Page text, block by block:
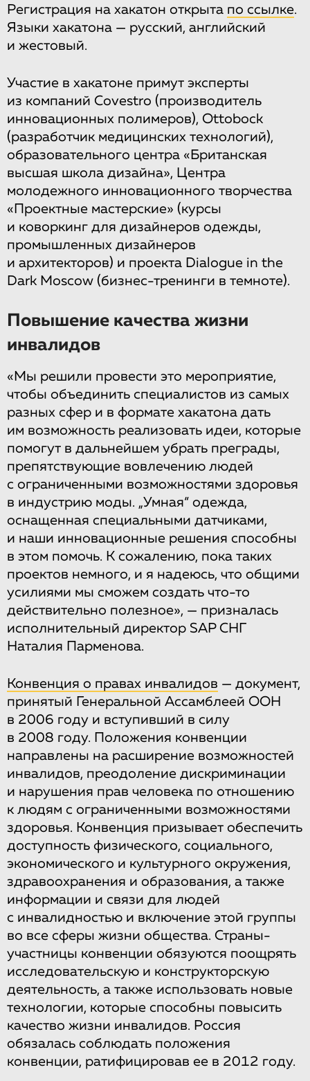
Регистрация на хакатон открыта по ссылке.
Языки хакатона — русский, английский
и жестовый.
Участие в хакатоне примут эксперты
из компаний Covestro (производитель
инновационных полимеров), Ottobock
(разработчик медицинских технологий),
образовательного центра «Британская
высшая школа дизайна», Центра
молодежного инновационного творчества
«Проектные мастерские» (курсы
и коворкинг для дизайнеров одежды,
промышленных дизайнеров
и архитекторов) и проекта Dialogue in the
Dark Moscow (бизнес-тренинги в темноте).
Повышение качества жизни
инвалидов
«Мы решили провести это мероприятие,
чтобы объединить специалистов из самых
разных сфер и в формате хакатона дать
им возможность реализовать идеи, которые
помогут в дальнейшем убрать преграды,
препятствующие вовлечению людей
с ограниченными возможностями здоровья
в индустрию моды. „Умная“ одежда,
оснащенная специальными датчиками,
и наши инновационные решения способны
в этом помочь. К сожалению, пока таких
проектов немного, и я надеюсь, что общими
усилиями мы сможем создать что-то
действительно полезное», — призналась
исполнительный директор SAP СНГ
Наталия Парменова.
Конвенция о правах инвалидов — документ,
принятый Генеральной Ассамблеей ООН
в 2006 году и вступивший в силу
в 2008 году. Положения конвенции
направлены на расширение возможностей
инвалидов, преодоление дискриминации
и нарушения прав человека по отношению
к людям с ограниченными возможностями
здоровья. Конвенция призывает обеспечить
доступность физического, социального,
экономического и культурного окружения,
здравоохранения и образования, а также
информации и связи для людей
с инвалидностью и включение этой группы
во все сферы жизни общества. Страны-
участницы конвенции обязуются поощрять
исследовательскую и конструкторскую
деятельность, а также использовать новые
технологии, которые способны повысить
качество жизни инвалидов. Россия
обязалась соблюдать положения
конвенции, ратифицировав ее в 2012 году.